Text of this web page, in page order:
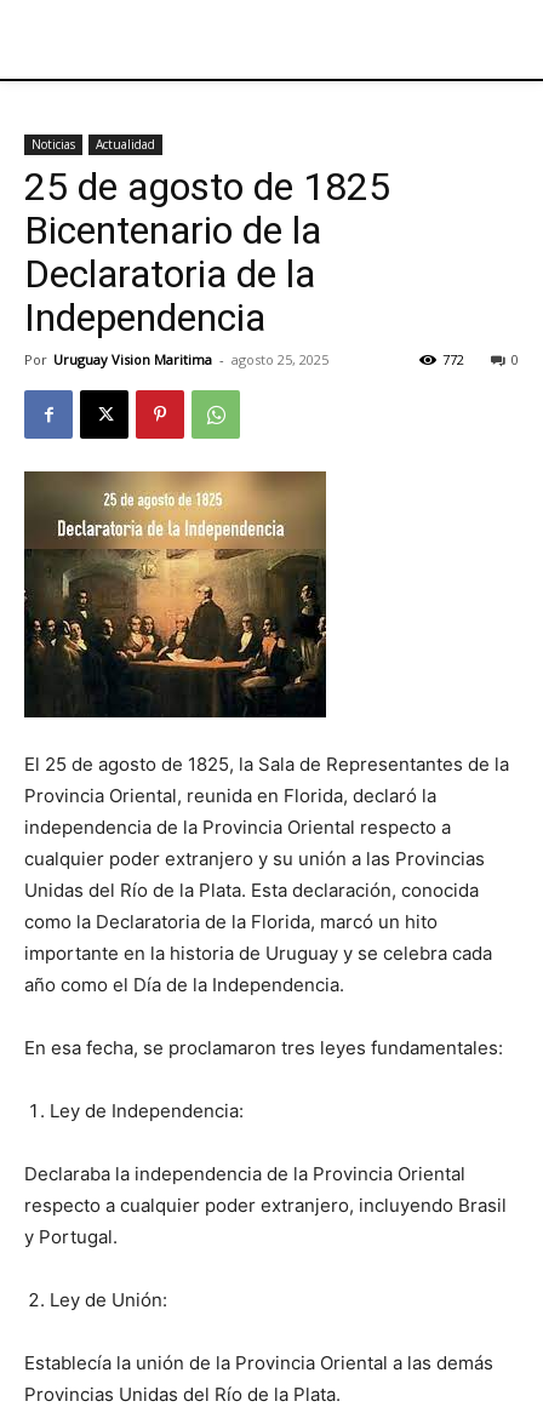
Noticias Actualidad
25 de agosto de 1825
Bicentenario de la
Declaratoria de la
Independencia
Por Uruguay Vision Maritima - agosto 25, 2025 0
772
El 25 de agosto de 1825, la Sala de Representantes de la
Provincia Oriental, reunida en Florida, declaró la
independencia de la Provincia Oriental respecto a
cualquier poder extranjero y su unión a las Provincias
Unidas del Río de la Plata. Esta declaración, conocida
como la Declaratoria de la Florida, marcó un hito
importante en la historia de Uruguay y se celebra cada
año como el Día de la Independencia.
En esa fecha, se proclamaron tres leyes fundamentales:
Ley de Independencia:
Declaraba la independencia de la Provincia Oriental
respecto a cualquier poder extranjero, incluyendo Brasil
y Portugal.
Ley de Unión:
Establecía la unión de la Provincia Oriental a las demás
Provincias Unidas del Río de la Plata.